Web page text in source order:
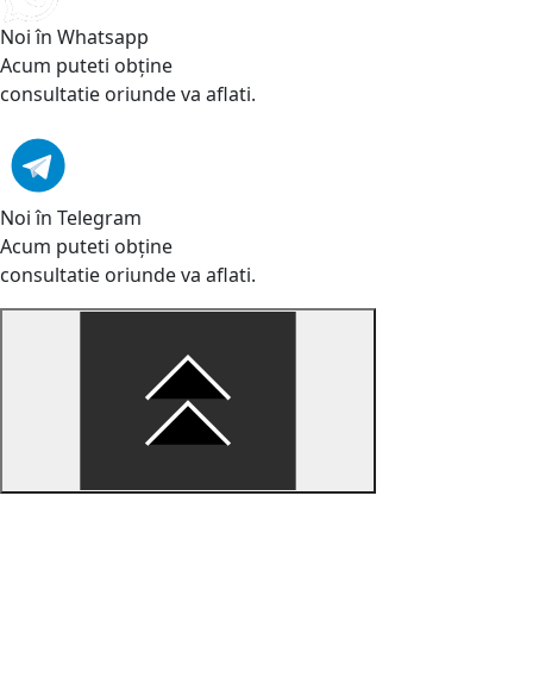
Noi în Whatsapp
Acum puteti obține
consultatie oriunde va aflati.
Noi în Telegram
Acum puteti obține
consultatie oriunde va aflati.